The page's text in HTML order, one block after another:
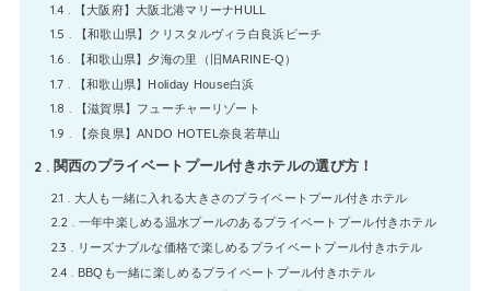
1.4 【大阪府】大阪北港マリーナHULL
1.5 【和歌山県】クリスタルヴィラ白良浜ビーチ
1.6 【和歌山県】夕海の里（旧MARINE-Q）
1.7 【和歌山県】Holiday House白浜
1.8 【滋賀県】フューチャーリゾート
1.9 【奈良県】ANDO HOTEL奈良若草山
2 関西のプライベートプール付きホテルの選び方！
2.1 大人も一緒に入れる大きさのプライベートプール付きホテル
2.2 一年中楽しめる温水プールのあるプライベートプール付きホテル
2.3 リーズナブルな価格で楽しめるプライベートプール付きホテル
2.4 BBQも一緒に楽しめるプライベートプール付きホテル